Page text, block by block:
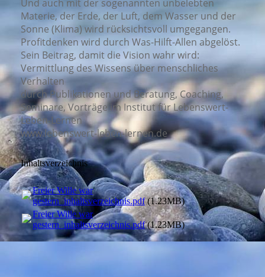
Und auch mit der sogenannten unbelebten
Materie, der Erde, der Luft, dem Wasser und der
Sonne (Klima) wird rücksichtsvoll umgegangen.
Profitdenken wird durch Was-Hilft-Allen abgelöst.
Sein Beitrag, damit die Vision wahr wird:
Vermittlung des Wissens über menschliches
Verhalten
durch Publikationen und Beratung, Coaching,
Seminare, Vorträge im Institut für Lebenswert-
Leben-Lernen
www.lebenswert-leben-lernen.de
Inhaltsverzeichnis
Freier Wille war
gestern_inhaltsverzeichnis.pdf(1.23MB)
Freier Wille war
gestern_inhaltsverzeichnis.pdf(1.23MB)